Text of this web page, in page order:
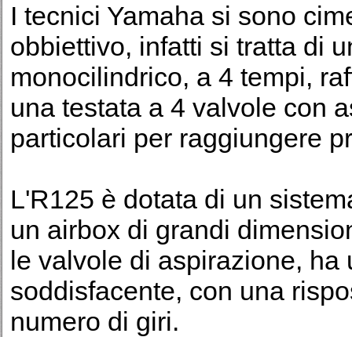
I tecnici Yamaha si sono
obbiettivo, infatti si tratta di
monocilindrico, a 4 tempi,
una testata a 4 valvole con
particolari per raggiungere
L'R125 è dotata di un
un airbox di grandi
le valvole di aspirazione, ha
soddisfacente, con una
numero di giri.